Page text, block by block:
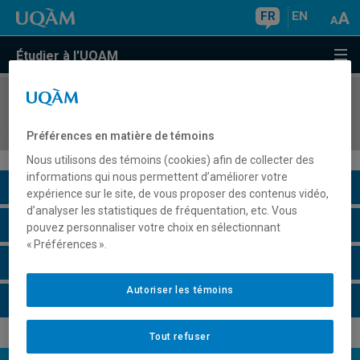
FR EN
Étudier à l'UQAM
COURS//
Description du cours
Horaire - Été 2026
Préférences en matière de témoins
Nous utilisons des témoins (cookies) afin de collecter des
informations qui nous permettent d’améliorer votre
expérience sur le site, de vous proposer des contenus vidéo,
d’analyser les statistiques de fréquentation, etc. Vous
pouvez personnaliser votre choix en sélectionnant
« Préférences ».
Tout refuser
Autoriser les témoins